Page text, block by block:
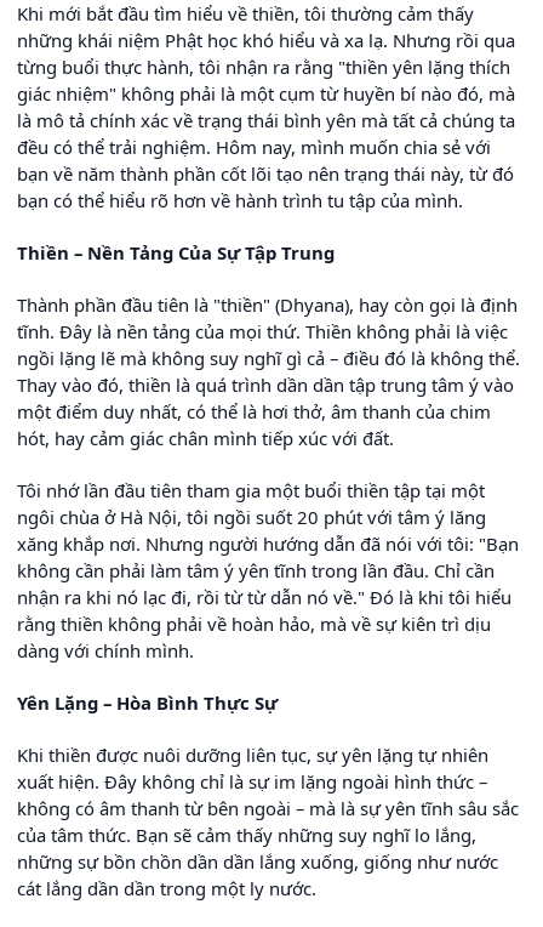
Khi mới bắt đầu tìm hiểu về thiền, tôi thường cảm thấy
những khái niệm Phật học khó hiểu và xa lạ. Nhưng rồi qua
từng buổi thực hành, tôi nhận ra rằng "thiền yên lặng thích
giác nhiệm" không phải là một cụm từ huyền bí nào đó, mà
là mô tả chính xác về trạng thái bình yên mà tất cả chúng ta
đều có thể trải nghiệm. Hôm nay, mình muốn chia sẻ với
bạn về năm thành phần cốt lõi tạo nên trạng thái này, từ đó
bạn có thể hiểu rõ hơn về hành trình tu tập của mình.
Thiền – Nền Tảng Của Sự Tập Trung
Thành phần đầu tiên là "thiền" (Dhyana), hay còn gọi là định
tĩnh. Đây là nền tảng của mọi thứ. Thiền không phải là việc
ngồi lặng lẽ mà không suy nghĩ gì cả – điều đó là không thể.
Thay vào đó, thiền là quá trình dần dần tập trung tâm ý vào
một điểm duy nhất, có thể là hơi thở, âm thanh của chim
hót, hay cảm giác chân mình tiếp xúc với đất.
Tôi nhớ lần đầu tiên tham gia một buổi thiền tập tại một
ngôi chùa ở Hà Nội, tôi ngồi suốt 20 phút với tâm ý lăng
xăng khắp nơi. Nhưng người hướng dẫn đã nói với tôi: "Bạn
không cần phải làm tâm ý yên tĩnh trong lần đầu. Chỉ cần
nhận ra khi nó lạc đi, rồi từ từ dẫn nó về." Đó là khi tôi hiểu
rằng thiền không phải về hoàn hảo, mà về sự kiên trì dịu
dàng với chính mình.
Yên Lặng – Hòa Bình Thực Sự
Khi thiền được nuôi dưỡng liên tục, sự yên lặng tự nhiên
xuất hiện. Đây không chỉ là sự im lặng ngoài hình thức –
không có âm thanh từ bên ngoài – mà là sự yên tĩnh sâu sắc
của tâm thức. Bạn sẽ cảm thấy những suy nghĩ lo lắng,
những sự bồn chồn dần dần lắng xuống, giống như nước
cát lắng dần dần trong một ly nước.